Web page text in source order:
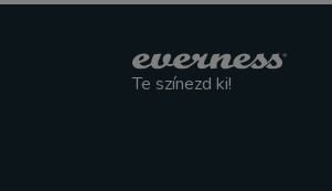
Te színezd ki!